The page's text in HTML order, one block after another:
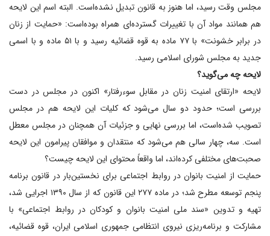
مجلس وقت رسید، اما هنوز به قانون تبدیل نشده‌است. البته اسم این لایحه
هم همانند مواد آن با تغییرات گسترده‌ای همراه بوده‌است: «حمایت از زنان
در برابر خشونت» با ۷۷ ماده به قوه قضائیه رسید و با ۵۱ ماده و با اسمی
جدید به مجلس شورای اسلامی رسید.
لایحه چه می‌گوید؟
لایحه «ارتقای امنیت زنان در مقابل سوءرفتار» اکنون در مجلس در دست
بررسی است؛ حدود دو سال می‌شود که کلیات این لایحه هم در مجلس
تصویب شده‌است، اما بررسی نهایی و جزئیات آن همچنان در مجلس معطل
است. سه، چهار سالی هم می‌شود که منتقدان و موافقان پیرامون این لایحه
صحبت‌های مختلفی کرده‌اند، اما واقعاً محتوای این لایحه چیست؟
حمایت از امنیت بانوان در روابط اجتماعی برای نخستین‌بار در قانون برنامه
پنجم توسعه مطرح شد؛ در ماده ۲۷۷ این قانون که از سال ۱۳۹۰ اجرایی شد،
تهیه و تدوین «سند ملی امنیت بانوان و کودکان در روابط اجتماعی» با
مشارکت و برنامه‌ریزی نیروی انتظامی جمهوری اسلامی ایران، قوه قضائیه،